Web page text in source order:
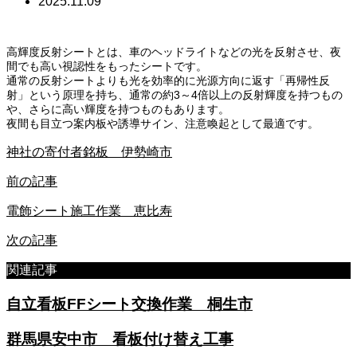
高輝度反射シートとは、車のヘッドライトなどの光を反射させ、夜
間でも高い視認性をもったシートです。
通常の反射シートよりも光を効率的に光源方向に返す「再帰性反
射」という原理を持ち、通常の約3～4倍以上の反射輝度を持つもの
や、さらに高い輝度を持つものもあります。
夜間も目立つ案内板や誘導サイン、注意喚起として最適です。
神社の寄付者銘板 伊勢崎市
前の記事
電飾シート施工作業 恵比寿
次の記事
関連記事
自立看板FFシート交換作業 桐生市
群馬県安中市 看板付け替え工事